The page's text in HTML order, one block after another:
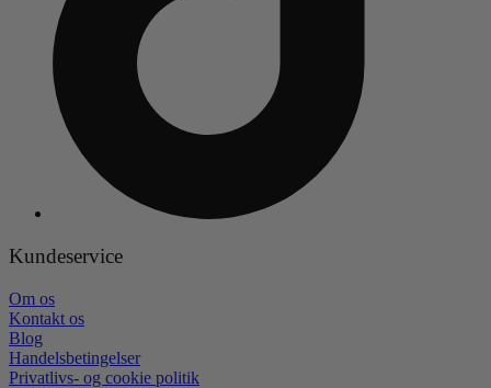
Kundeservice
Om os
Kontakt os
Blog
Handelsbetingelser
Privatlivs- og cookie politik